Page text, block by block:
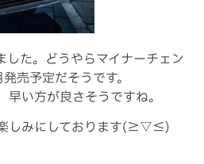
した。どうやらマイナーチェン
売予定だそうです。
い方が良さそうですね。
しみにしております(≧▽≦)